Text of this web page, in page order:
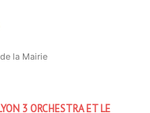
la Mairie
3 ORCHESTRA ET LE